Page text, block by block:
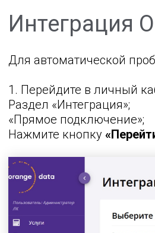
Интеграция
Для автоматической
1. Перейдите в личный
Раздел «Интеграция»;
«Прямое подключение»;
Нажмите кнопку